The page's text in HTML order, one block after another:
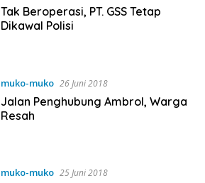
Tak Beroperasi, PT. GSS Tetap
Dikawal Polisi
muko-muko 26 Juni 2018
Jalan Penghubung Ambrol, Warga
Resah
muko-muko 25 Juni 2018